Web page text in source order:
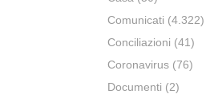
Comunicati (4.322)
Conciliazioni (41)
Coronavirus(76)
Documenti (2)